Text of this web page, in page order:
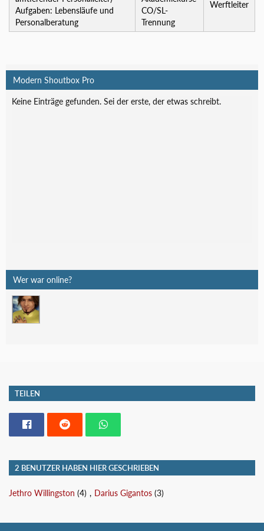
Aufgaben: Lebensläufe und
Personalberatung
CO/SL-
Trennung
Werftleiter
Modern Shoutbox Pro
Keine Einträge gefunden. Sei der erste, der etwas schreibt.
Wer war online?
TEILEN
2 BENUTZER HABEN HIER GESCHRIEBEN
Jethro Willingston (4) Darius Gigantos (3)